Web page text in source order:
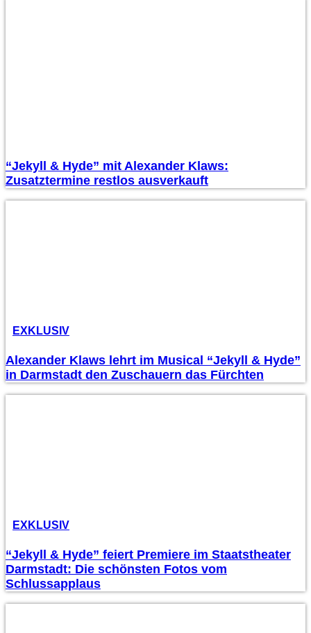
“Jekyll & Hyde” mit Alexander Klaws:
Zusatztermine restlos ausverkauft
EXKLUSIV
Alexander Klaws lehrt im Musical “Jekyll & Hyde”
in Darmstadt den Zuschauern das Fürchten
EXKLUSIV
“Jekyll & Hyde” feiert Premiere im Staatstheater
Darmstadt: Die schönsten Fotos vom
Schlussapplaus